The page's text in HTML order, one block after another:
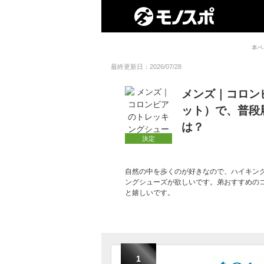
本
最終更新日：2026/07/28
決定
メンズ｜コロ
ット）で、普
は？
自然の中を歩くのが好きなので、ハイキン
ングシューズが欲しいです。弟おすすめ
と嬉しいです。
1